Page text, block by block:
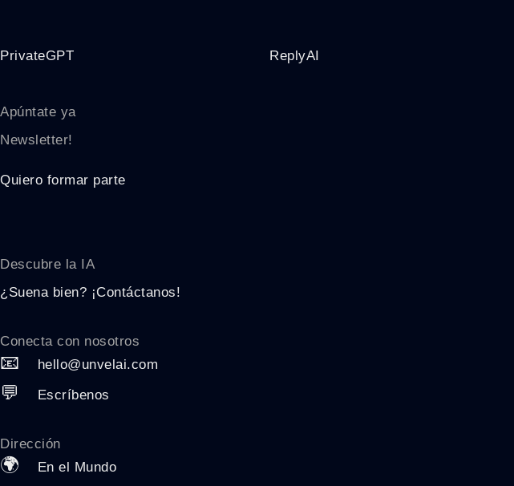
PrivateGPT ReplyAI
Apúntate ya
Newsletter!
Quiero formar parte
Descubre la IA
¿Suena bien? ¡Contáctanos!
Conecta con nosotros
📧 hello@unvelai.com
💬 Escríbenos
Dirección
🌍 En el Mundo